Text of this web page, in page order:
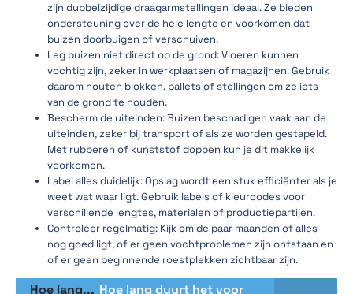
zijn dubbelzijdige draagarmstellingen ideaal. Ze bieden
ondersteuning over de hele lengte en voorkomen dat
buizen doorbuigen of verschuiven.
Leg buizen niet direct op de grond: Vloeren kunnen
vochtig zijn, zeker in werkplaatsen of magazijnen. Gebruik
daarom houten blokken, pallets of stellingen om ze iets
van de grond te houden.
Bescherm de uiteinden: Buizen beschadigen vaak aan de
uiteinden, zeker bij transport of als ze worden gestapeld.
Met rubberen of kunststof doppen kun je dit makkelijk
voorkomen.
Label alles duidelijk: Opslag wordt een stuk efficiënter als je
weet wat waar ligt. Gebruik labels of kleurcodes voor
verschillende lengtes, materialen of productiepartijen.
Controleer regelmatig: Kijk om de paar maanden of alles
nog goed ligt, of er geen vochtproblemen zijn ontstaan en
of er geen beginnende roestplekken zichtbaar zijn.
Hoe lang... Hoe lang duurt het voor